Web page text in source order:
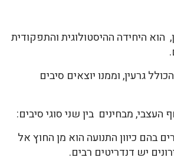
הוא היחידה ההיסטולוגית והתפקודית
גרעין, וממנו יוצאים סיבים
העצבי, מבחינים בין שני סוגי סיבים:
בהם כיוון התנועה הוא מן החוץ אל
יש דנדריטים רבים.